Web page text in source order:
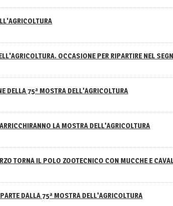
OCCASIONE PER RIPARTIRE NEL
DELLA 75ª MOSTRA DELL'AGRICOLTURA
LA MOSTRA DELL'AGRICOLTURA
TORNA IL POLO ZOOTECNICO CON MUCCHE E
DALLA 75ª MOSTRA DELL'AGRICOLTURA